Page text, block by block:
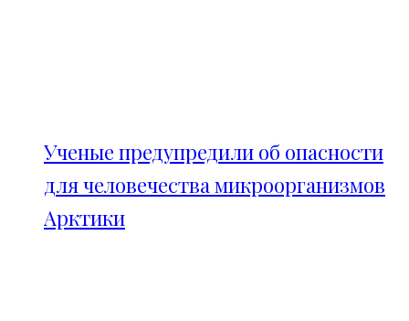
Ученые предупредили об опасности
для человечества микроорганизмов
Арктики